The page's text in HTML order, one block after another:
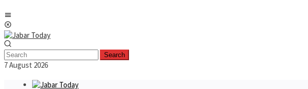
to
content
Search
7 August 2026